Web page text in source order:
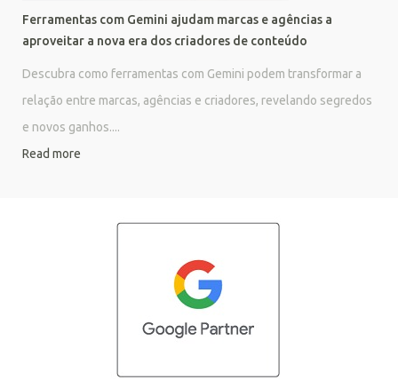
Ferramentas com Gemini ajudam marcas e agências a
aproveitar a nova era dos criadores de conteúdo
Descubra como ferramentas com Gemini podem transformar a
relação entre marcas, agências e criadores, revelando segredos
e novos ganhos....
Read more